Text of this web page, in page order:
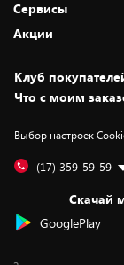
Адреса магазинов
Новости
Статьи и обзоры
Вакансии
Дай пять добру!
Как сделать заказ
Оплата и доставка
Безналичный
Обмен и возврат
Обработка
Подарочные карты
Сервисы
Установка техники
Для игровых
Для мобильных
Для компьютеров
Сервисные центры
Акции
Скидки и
Белорусские
Бонусы
Оплата частями
Уценка
Клуб
Что с моим
Выбор настроек
(17) 359-59-59
Скачай
GooglePlay